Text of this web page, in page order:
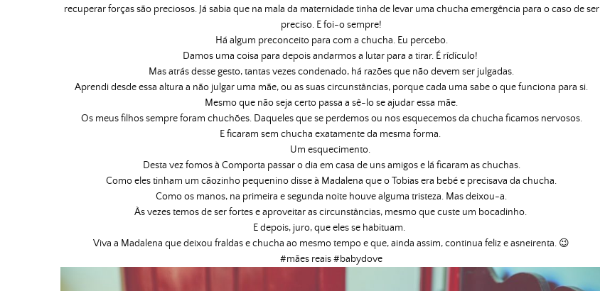
recuperar forças são preciosos. Já sabia que na mala da maternidade tinha de levar uma chucha emergência para o caso de ser
preciso. E foi-o sempre!
Há algum preconceito para com a chucha. Eu percebo.
Damos uma coisa para depois andarmos a lutar para a tirar. É rídículo!
Mas atrás desse gesto, tantas vezes condenado, há razões que não devem ser julgadas.
Aprendi desde essa altura a não julgar uma mãe, ou as suas circunstâncias, porque cada uma sabe o que funciona para si.
Mesmo que não seja certo passa a sê-lo se ajudar essa mãe.
Os meus filhos sempre foram chuchões. Daqueles que se perdemos ou nos esquecemos da chucha ficamos nervosos.
E ficaram sem chucha exatamente da mesma forma.
Um esquecimento.
Desta vez fomos à Comporta passar o dia em casa de uns amigos e lá ficaram as chuchas.
Como eles tinham um cãozinho pequenino disse à Madalena que o Tobias era bebé e precisava da chucha.
Como os manos, na primeira e segunda noite houve alguma tristeza. Mas deixou-a.
Às vezes temos de ser fortes e aproveitar as circunstâncias, mesmo que custe um bocadinho.
E depois, juro, que eles se habituam.
Viva a Madalena que deixou fraldas e chucha ao mesmo tempo e que, ainda assim, continua feliz e asneirenta. 😉
#mães reais #babydove